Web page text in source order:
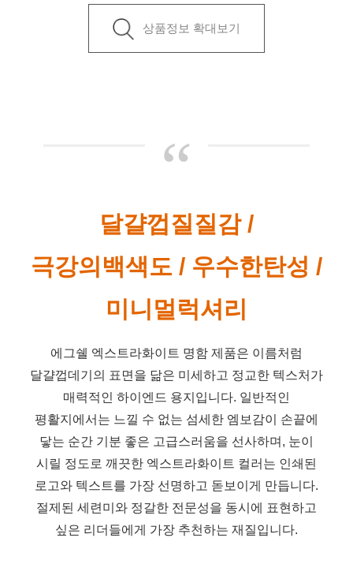
상품정보 확대보기
“
달걀껍질질감 /
극강의백색도 / 우수한탄성 /
미니멀럭셔리
에그쉘 엑스트라화이트 명함 제품은 이름처럼
달걀껍데기의 표면을 닮은 미세하고 정교한 텍스처가
매력적인 하이엔드 용지입니다. 일반적인
평활지에서는 느낄 수 없는 섬세한 엠보감이 손끝에
닿는 순간 기분 좋은 고급스러움을 선사하며, 눈이
시릴 정도로 깨끗한 엑스트라화이트 컬러는 인쇄된
로고와 텍스트를 가장 선명하고 돋보이게 만듭니다.
절제된 세련미와 정갈한 전문성을 동시에 표현하고
싶은 리더들에게 가장 추천하는 재질입니다.